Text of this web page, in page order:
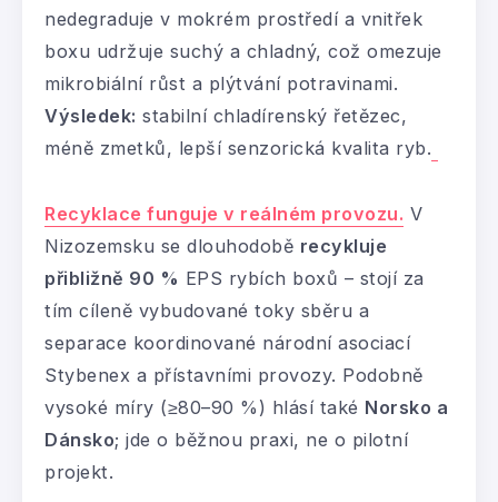
nedegraduje v mokrém prostředí a vnitřek
boxu udržuje suchý a chladný, což omezuje
mikrobiální růst a plýtvání potravinami.
Výsledek: stabilní chladírenský řetězec,
méně zmetků, lepší senzorická kvalita ryb.
Recyklace funguje v reálném provozu. V
Nizozemsku se dlouhodobě recykluje
přibližně 90 % EPS rybích boxů – stojí za
tím cíleně vybudované toky sběru a
separace koordinované národní asociací
Stybenex a přístavními provozy. Podobně
vysoké míry (≥80–90 %) hlásí také Norsko a
Dánsko; jde o běžnou praxi, ne o pilotní
projekt.